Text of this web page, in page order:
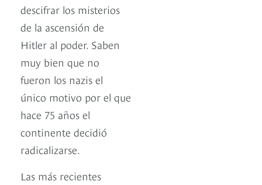
descifrar los misterios
de la ascensión de
Hitler al poder. Saben
muy bien que no
fueron los nazis el
único motivo por el que
hace 75 años el
continente decidió
radicalizarse.
Las más recientes